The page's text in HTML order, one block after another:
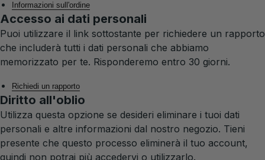
Informazioni sull'ordine
Accesso ai dati personali
Puoi utilizzare il link sottostante per richiedere un rapporto
che includerà tutti i dati personali che abbiamo
memorizzato per te. Risponderemo entro 30 giorni.
Richiedi un rapporto
Diritto all'oblio
Utilizza questa opzione se desideri eliminare i tuoi dati
personali e altre informazioni dal nostro negozio. Tieni
presente che questo processo eliminerà il tuo account,
quindi non potrai più accedervi o utilizzarlo.